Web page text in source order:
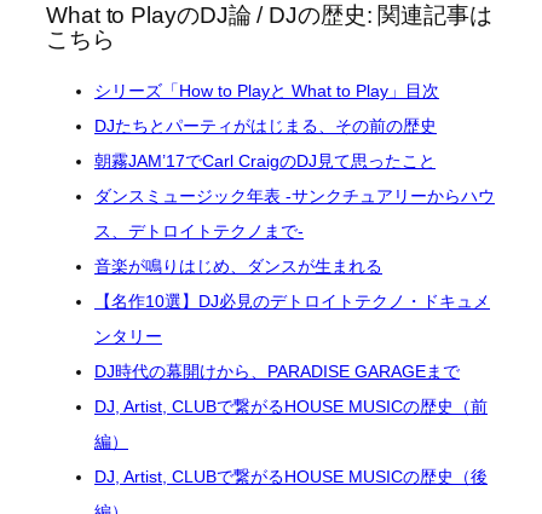
What to PlayのDJ論 / DJの歴史: 関連記事は
こちら
シリーズ「How to Playと What to Play」目次
DJたちとパーティがはじまる、その前の歴史
朝霧JAM’17でCarl CraigのDJ見て思ったこと
ダンスミュージック年表 -サンクチュアリーからハウ
ス、デトロイトテクノまで-
音楽が鳴りはじめ、ダンスが生まれる
【名作10選】DJ必見のデトロイトテクノ・ドキュメ
ンタリー
DJ時代の幕開けから、PARADISE GARAGEまで
DJ, Artist, CLUBで繋がるHOUSE MUSICの歴史（前
編）
DJ, Artist, CLUBで繋がるHOUSE MUSICの歴史（後